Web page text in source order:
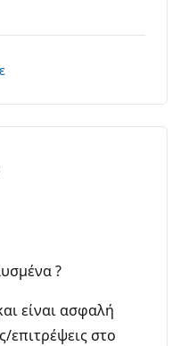
?
είναι ασφαλή
επιτρέψεις στο